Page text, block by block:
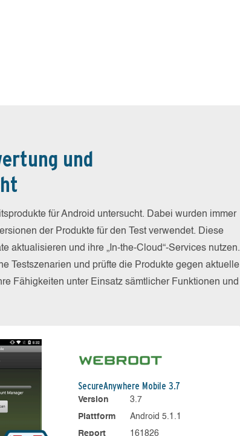
und
für Android untersucht. Dabei wurden immer
der Produkte für den Test verwendet. Diese
aktualisieren und ihre „In-the-Cloud“-Services nutzen.
Testszenarien und prüfte die Produkte gegen aktuelle
Fähigkeiten unter Einsatz sämtlicher Funktionen und
SecureAnywhere Mobile 3.7
Version
3.7
Plattform
Android 5.1.1
Report
161826